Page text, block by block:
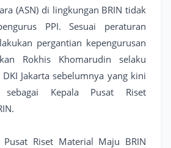
(ASN) di lingkungan BRIN tidak
PPI. Sesuai peraturan
pergantian kepengurusan
Rokhis Khomarudin selaku
Jakarta sebelumnya yang kini
Kepala Pusat Riset
Riset Material Maju BRIN